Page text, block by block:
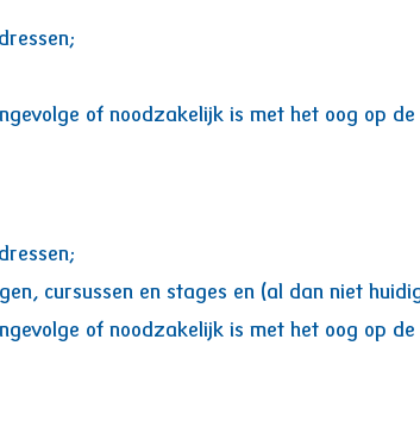
of noodzakelijk is met het oog op
cursussen en stages en (al dan niet
of noodzakelijk is met het oog op